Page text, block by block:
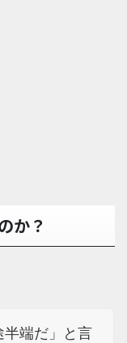
か？
半端だ」と言